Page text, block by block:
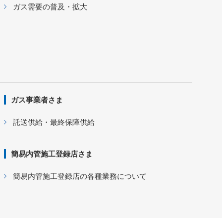
ガス需要の普及・拡大
ガス事業者さま
託送供給・最終保障供給
簡易内管施工登録店さま
簡易内管施工登録店の各種業務について